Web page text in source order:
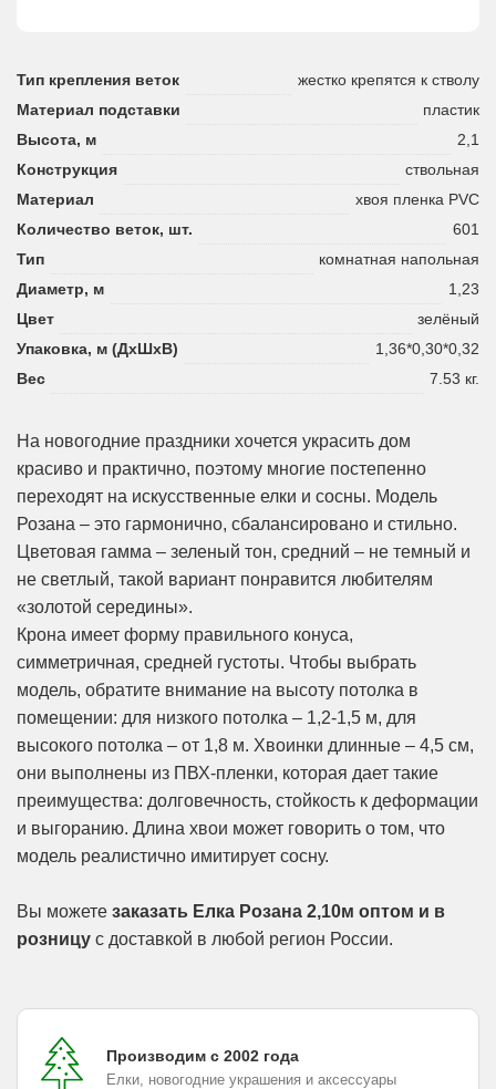
Тип крепления веток
жестко крепятся к стволу
Материал подставки
пластик
Высота, м
2,1
Конструкция
ствольная
Материал
хвоя пленка PVC
Количество веток, шт.
601
Тип
комнатная напольная
Диаметр, м
1,23
Цвет
зелёный
Упаковка, м (ДхШхВ)
1,36*0,30*0,32
Вес
7.53 кг.
На новогодние праздники хочется украсить дом
красиво и практично, поэтому многие постепенно
переходят на искусственные елки и сосны. Модель
Розана – это гармонично, сбалансировано и стильно.
Цветовая гамма – зеленый тон, средний – не темный и
не светлый, такой вариант понравится любителям
«золотой середины».
Крона имеет форму правильного конуса,
симметричная, средней густоты. Чтобы выбрать
модель, обратите внимание на высоту потолка в
помещении: для низкого потолка – 1,2-1,5 м, для
высокого потолка – от 1,8 м. Хвоинки длинные – 4,5 см,
они выполнены из ПВХ-пленки, которая дает такие
преимущества: долговечность, стойкость к деформации
и выгоранию. Длина хвои может говорить о том, что
модель реалистично имитирует сосну.
Вы можете заказать Елка Розана 2,10м оптом и в
розницу с доставкой в любой регион России.
Производим с 2002 года
Елки, новогодние украшения и аксессуары